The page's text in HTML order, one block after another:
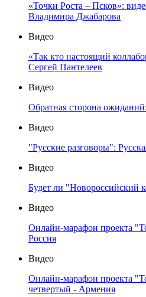
«Точки Роста – Псков»:
Владимира Джабарова
Видео
«Так кто настоящий
Сергей Пантелеев
Видео
Обратная сторона
Видео
"Русские разговоры":
Видео
Будет ли "Новороссийский
Видео
Онлайн-марафон проекта
Россия
Видео
Онлайн-марафон проекта
четвертый - Армения